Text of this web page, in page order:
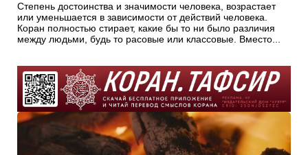
Степень достоинства и значимости человека, возрастает
или уменьшается в зависимости от действий человека.
Коран полностью стирает, какие бы то ни было различия
между людьми, будь то расовые или классовые. Вместо...